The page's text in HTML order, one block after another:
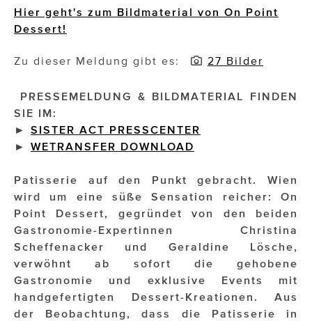
GymBeam
JUWELIER WAGNER
Merz Aesthetics
NEVER AGE NUTRITION
Nina Kraft – Kraft Media Minds
NORMAL
rot weiss rosé
Hier geht's zum Bildmaterial von On Point
Dessert!
Zu dieser Meldung gibt es: 27 Bilder
PRESSEMELDUNG & BILDMATERIAL FINDEN
SIE IM:
► SISTER ACT PRESSCENTER
► WETRANSFER DOWNLOAD
Patisserie auf den Punkt gebracht. Wien
wird um eine süße Sensation reicher: On
Point Dessert, gegründet von den beiden
Gastronomie-Expertinnen Christina
Scheffenacker und Geraldine Lösche,
verwöhnt ab sofort die gehobene
Gastronomie und exklusive Events mit
handgefertigten Dessert-Kreationen. Aus
der Beobachtung, dass die Patisserie in